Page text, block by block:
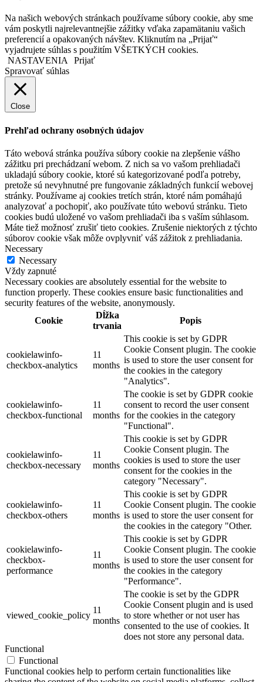
Na našich webových stránkach používame súbory cookie, aby sme
vám poskytli najrelevantnejšie zážitky vďaka zapamätaniu vašich
preferencií a opakovaných návštev. Kliknutím na „Prijať“
vyjadrujete súhlas s použitím VŠETKÝCH cookies.
NASTAVENIA Prijať
Spravovať súhlas
Close
Prehľad ochrany osobných údajov
Táto webová stránka používa súbory cookie na zlepšenie vášho
zážitku pri prechádzaní webom. Z nich sa vo vašom prehliadači
ukladajú súbory cookie, ktoré sú kategorizované podľa potreby,
pretože sú nevyhnutné pre fungovanie základných funkcií webovej
stránky. Používame aj cookies tretích strán, ktoré nám pomáhajú
analyzovať a pochopiť, ako používate túto webovú stránku. Tieto
cookies budú uložené vo vašom prehliadači iba s vaším súhlasom.
Máte tiež možnosť zrušiť tieto cookies. Zrušenie niektorých z týchto
súborov cookie však môže ovplyvniť váš zážitok z prehliadania.
Necessary
Necessary
Vždy zapnuté
Necessary cookies are absolutely essential for the website to
function properly. These cookies ensure basic functionalities and
security features of the website, anonymously.
Cookie
Dĺžka
trvania
Popis
cookielawinfo-
checkbox-analytics
11
months
This cookie is set by GDPR
Cookie Consent plugin. The cookie
is used to store the user consent for
the cookies in the category
"Analytics".
cookielawinfo-
checkbox-functional
11
months
The cookie is set by GDPR cookie
consent to record the user consent
for the cookies in the category
"Functional".
cookielawinfo-
checkbox-necessary
11
months
This cookie is set by GDPR
Cookie Consent plugin. The
cookies is used to store the user
consent for the cookies in the
category "Necessary".
cookielawinfo-
checkbox-others
11
months
This cookie is set by GDPR
Cookie Consent plugin. The cookie
is used to store the user consent for
the cookies in the category "Other.
cookielawinfo-
checkbox-
performance
11
months
This cookie is set by GDPR
Cookie Consent plugin. The cookie
is used to store the user consent for
the cookies in the category
"Performance".
viewed_cookie_policy
11
months
The cookie is set by the GDPR
Cookie Consent plugin and is used
to store whether or not user has
consented to the use of cookies. It
does not store any personal data.
Functional
Functional
Functional cookies help to perform certain functionalities like